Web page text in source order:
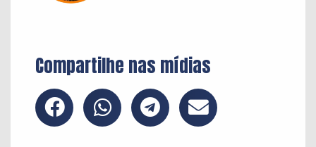
Compartilhe nas mídias